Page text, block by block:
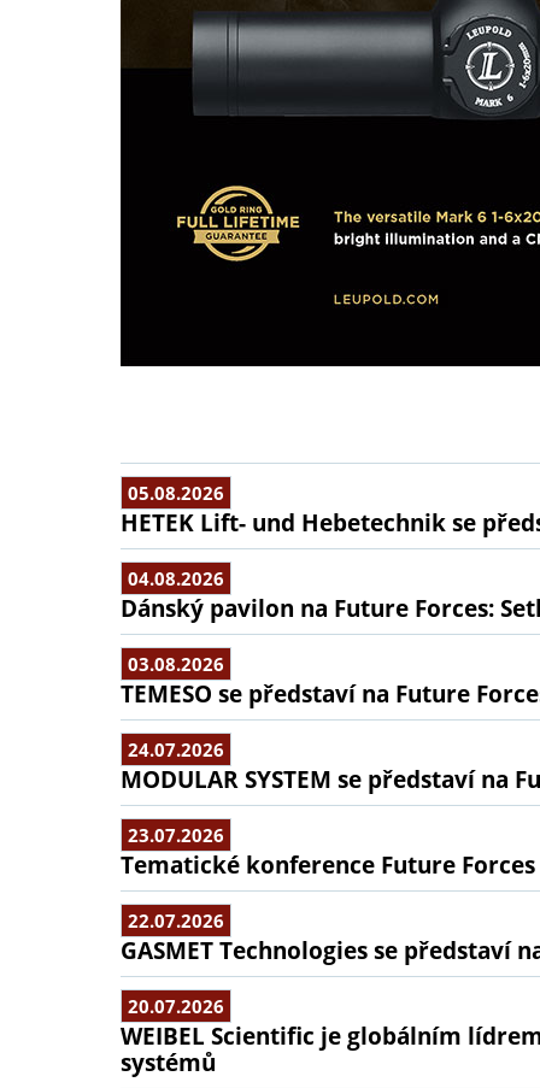
05.08.2026
HETEK Lift- und Hebetechnik se
04.08.2026
Dánský pavilon na Future Forces:
03.08.2026
TEMESO se představí na Future
24.07.2026
MODULAR SYSTEM se představí na
23.07.2026
Tematické konference Future
22.07.2026
GASMET Technologies se představí
20.07.2026
WEIBEL Scientific je globálním
systémů